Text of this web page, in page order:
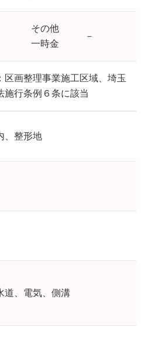
その他
一時金
－
区画整理事業施工区域、埼玉
施行条例６条に該当
、整形地
道、電気、側溝